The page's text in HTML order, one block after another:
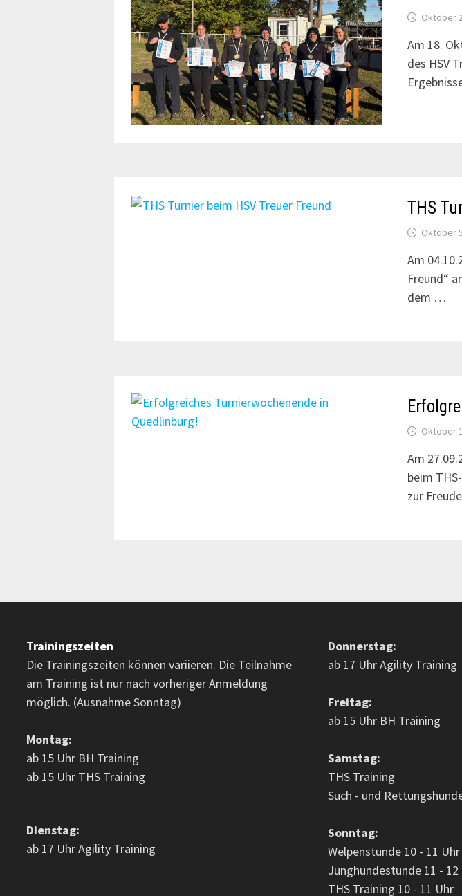
Oktober
Am 18.
des HSV
THS
Oktober
Am
Freund“
dem …
Oktober
Am
beim
zur
Trainingszeiten
Die Trainingszeiten können variieren. Die Teilnahme
am Training ist nur nach vorheriger Anmeldung
möglich. (Ausnahme Sonntag)
Montag:
ab 15 Uhr BH Training
ab 15 Uhr THS Training
Dienstag:
ab 17 Uhr Agility Training
Donnerstag:
ab 17 Uhr Agility Training
Freitag:
ab 15 Uhr BH Training
Samstag:
THS Training
Such - und
Sonntag:
Welpenstunde 10 - 11 Uhr
Junghundestunde 11 - 12
THS Training 10 - 11 Uhr